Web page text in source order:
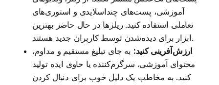
آموزشی، پست‌های چنداسلایدی و استوری‌های
تعاملی استفاده کنید. ریلزها در حال حاضر بهترین
ابزار برای دیده‌شدن توسط کاربران جدید هستند.
ارزش‌آفرینی کنید: به جای تبلیغ مستقیم و مداوم،
محتوای آموزشی، سرگرم‌کننده یا حاوی ایده تولید
کنید. به مخاطب یک دلیل خوب برای دنبال کردن